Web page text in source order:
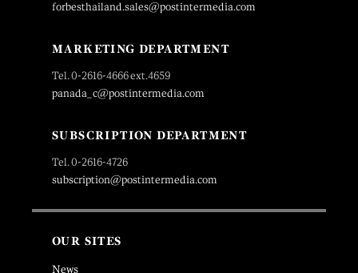
forbesthailand.sales@postintermedia.com
MARKETING DEPARTMENT
Tel. 0-2616-4666 ext.4659
panada_c@postintermedia.com
SUBSCRIPTION DEPARTMENT
Tel. 0-2616-4726
subscription@postintermedia.com
OUR SITES
News